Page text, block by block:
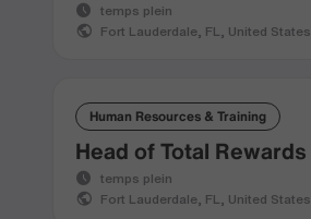
temps plein
Fort Lauderdale, FL, United States
Human Resources & Training
Head of Total Rewards
temps plein
Fort Lauderdale, FL, United States